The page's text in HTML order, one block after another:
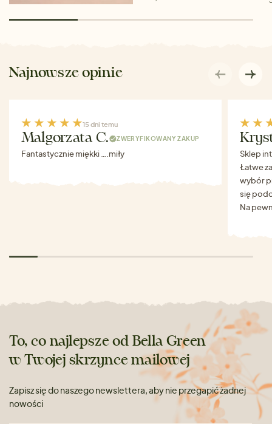
Najnowsze opinie
15 dni temu
Malgorzata C. ZWERYFIKOWANY ZAKUP
Fantastycznie miękki ….miły
Sklep
Łatwe
wybór
się
Na
To, co najlepsze od Bella Green
w Twojej skrzynce mailowej
Zapisz się do naszego newslettera, aby nie przegapić żadnej
nowości